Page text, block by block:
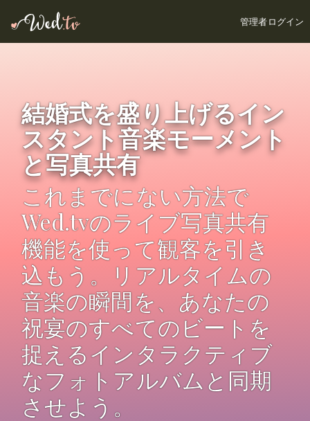
管理者ログイン
結婚式を盛り上げるイン
スタント音楽モーメント
と写真共有
これまでにない方法で
Wed.tvのライブ写真共有
機能を使って観客を引き
込もう。リアルタイムの
音楽の瞬間を、あなたの
祝宴のすべてのビートを
捉えるインタラクティブ
なフォトアルバムと同期
させよう。